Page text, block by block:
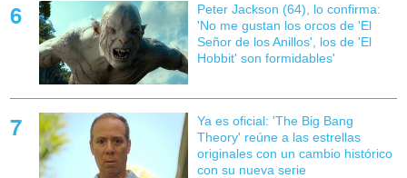
Peter Jackson (64), lo confirma:
'No me gustan los orcos de 'El
Señor de los Anillos', los de 'El
Hobbit' son formidables'
Ya es oficial: 'The Big Bang
Theory' reúne a las estrellas
originales con un cambio histórico
con su nueva serie